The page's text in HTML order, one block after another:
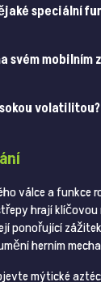
speciální
svém mobilním
volatilitou?
válce a funkce
hrají
ponořující
herním
mýtické